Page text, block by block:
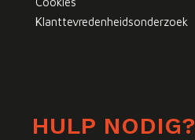
Klanttevredenheidsonderzoek
HULP NODIG?